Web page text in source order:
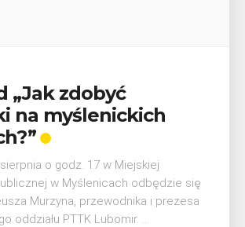
Myślimira.
i rzemieślnicy
wakacji, czyli 29-30 sierpnia w
się piąta edycja Turnieju
organizowane przez
w Myślenicach odbędzie